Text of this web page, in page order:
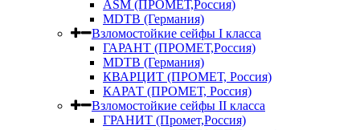
ASM (ПРОМЕТ,Россия)
MDTB (Германия)
Взломостойкие сейфы I класса
ГАРАНТ (ПРОМЕТ,Россия)
MDTB (Германия)
КВАРЦИТ (ПРОМЕТ, Россия)
КАРАТ (ПРОМЕТ, Россия)
Взломостойкие сейфы II класса
ГРАНИТ (Промет,Россия)